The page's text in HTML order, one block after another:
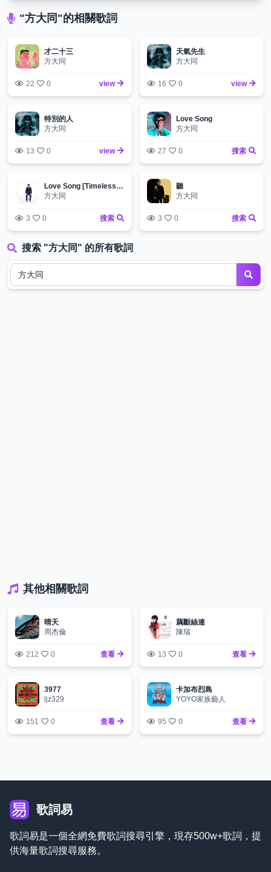
"方大同"的相關歌詞
才二十三
方大同
22 0 view
天氣先生
方大同
16 0 view
特別的人
方大同
13 0 view
Love Song
方大同
27 0 搜索
Love Song [Timeless Live 2009]
方大同
3 0 搜索
聽
方大同
3 0 搜索
搜索 "方大同" 的所有歌詞
其他相關歌詞
晴天
周杰倫
212 0 查看
藕斷絲連
陳瑞
13 0 查看
3977
ljz329
151 0 查看
卡加布烈島
YOYO家族藝人
95 0 查看
歌詞易
歌詞易是一個全網免費歌詞搜尋引擎，現存500w+歌詞，提
供海量歌詞搜尋服務。